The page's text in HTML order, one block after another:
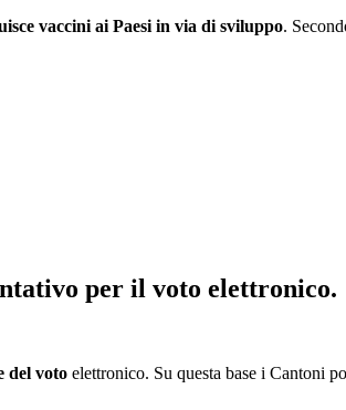
vaccini ai Paesi in via di sviluppo.
per il voto elettronico.
del voto elettronico. Su questa base i Cantoni